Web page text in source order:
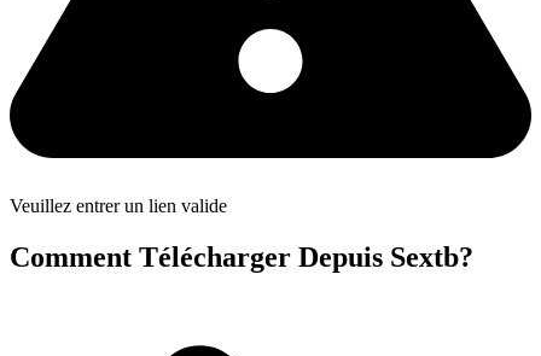
Veuillez entrer un lien valide
Comment Télécharger Depuis Sextb?